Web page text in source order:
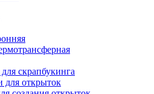
скрапбукинга
для открыток